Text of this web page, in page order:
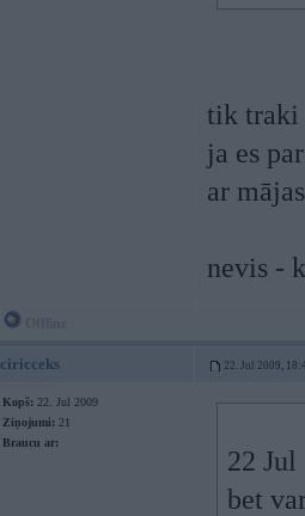
tik traki
ja es
ar
nevis -
ciricceks 22. Jul 2009,
Kopš: 22. Jul 2009
Ziņojumi: 21
Braucu ar:
22
bet